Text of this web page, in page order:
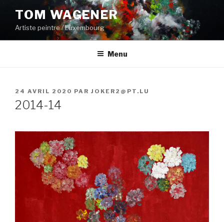
contenu
principal
TOM WAGENER
Artiste peintre / Luxembourg
Menu
PUBLIÉ
LE
24 AVRIL 2020 PAR JOKER2@PT.LU
2014-14